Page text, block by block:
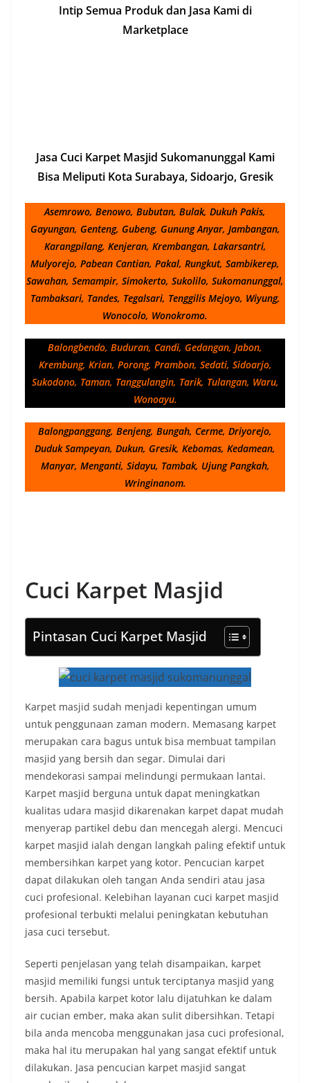
Intip Semua Produk dan Jasa Kami di
Marketplace
Jasa Cuci Karpet Masjid Sukomanunggal Kami
Bisa Meliputi Kota Surabaya, Sidoarjo, Gresik
Asemrowo, Benowo, Bubutan, Bulak, Dukuh Pakis,
Gayungan, Genteng, Gubeng, Gunung Anyar, Jambangan,
Karangpilang, Kenjeran, Krembangan, Lakarsantri,
Mulyorejo, Pabean Cantian, Pakal, Rungkut, Sambikerep,
Sawahan, Semampir, Simokerto, Sukolilo, Sukomanunggal,
Tambaksari, Tandes, Tegalsari, Tenggilis Mejoyo, Wiyung,
Wonocolo, Wonokromo.
Balongbendo, Buduran, Candi, Gedangan, Jabon,
Krembung, Krian, Porong, Prambon, Sedati, Sidoarjo,
Sukodono, Taman, Tanggulangin, Tarik, Tulangan, Waru,
Wonoayu.
Balongpanggang, Benjeng, Bungah, Cerme, Driyorejo,
Duduk Sampeyan, Dukun, Gresik, Kebomas, Kedamean,
Manyar, Menganti, Sidayu, Tambak, Ujung Pangkah,
Wringinanom.
Cuci Karpet Masjid
Pintasan Cuci Karpet Masjid
Karpet masjid sudah menjadi kepentingan umum
untuk penggunaan zaman modern. Memasang karpet
merupakan cara bagus untuk bisa membuat tampilan
masjid yang bersih dan segar. Dimulai dari
mendekorasi sampai melindungi permukaan lantai.
Karpet masjid berguna untuk dapat meningkatkan
kualitas udara masjid dikarenakan karpet dapat mudah
menyerap partikel debu dan mencegah alergi. Mencuci
karpet masjid ialah dengan langkah paling efektif untuk
membersihkan karpet yang kotor. Pencucian karpet
dapat dilakukan oleh tangan Anda sendiri atau jasa
cuci profesional. Kelebihan layanan cuci karpet masjid
profesional terbukti melalui peningkatan kebutuhan
jasa cuci tersebut.
Seperti penjelasan yang telah disampaikan, karpet
masjid memiliki fungsi untuk terciptanya masjid yang
bersih. Apabila karpet kotor lalu dijatuhkan ke dalam
air cucian ember, maka akan sulit dibersihkan. Tetapi
bila anda mencoba menggunakan jasa cuci profesional,
maka hal itu merupakan hal yang sangat efektif untuk
dilakukan. Jasa pencucian karpet masjid sangat